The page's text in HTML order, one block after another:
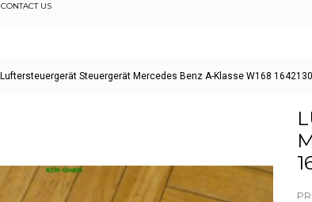
CONTACT US
Luftersteuergerät Steuergerät Mercedes Benz A-Klasse W168